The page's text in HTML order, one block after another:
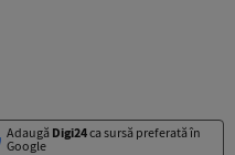
Adaugă Digi24ca sursă preferată în
Google